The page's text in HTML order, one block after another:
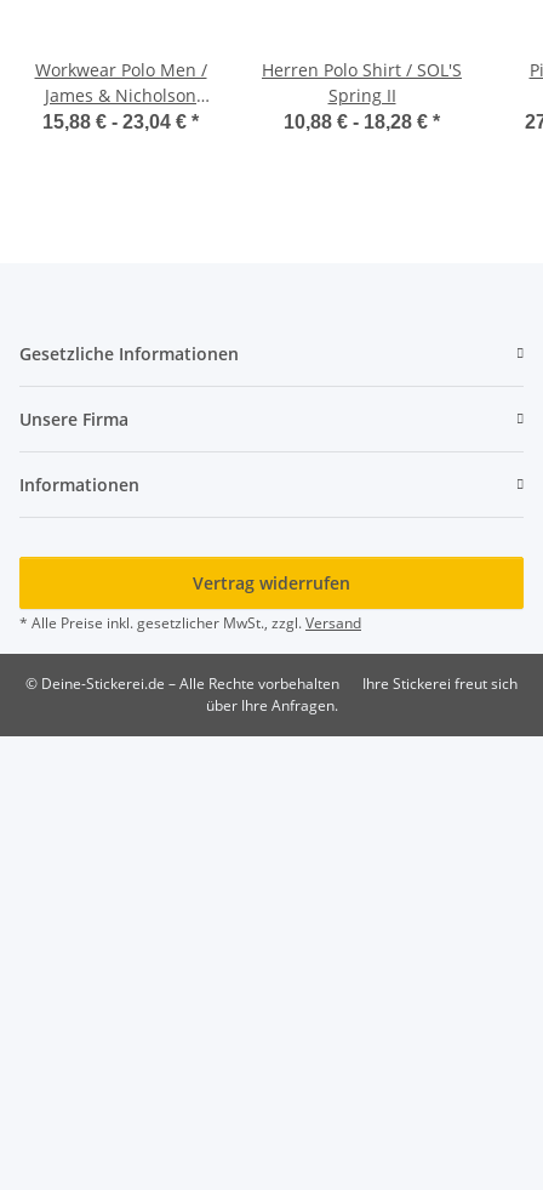
Workwear Polo Men /
James & Nicholson
JN801
15,88 € - 23,04 € *
Herren Polo Shirt / SOL'S
Spring II
10,88 € - 18,28 € *
Gesetzliche Informationen
Unsere Firma
Informationen
Vertrag widerrufen
* Alle Preise inkl. gesetzlicher MwSt., zzgl.Versand
© Deine-Stickerei.de – Alle Rechte vorbehalten
Ihre Stickerei freut sich
über Ihre Anfragen.